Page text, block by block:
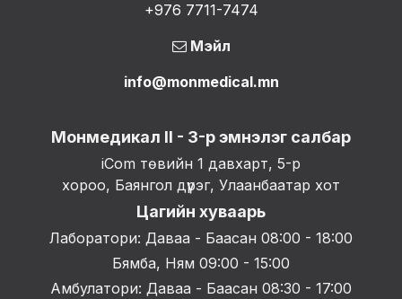
+976 7711-7474
Мэйл
info@monmedical.mn
Монмедикал II - 3-р эмнэлэг салбар
iCom төвийн 1 давхарт, 5-р
хороо, Баянгол дүүрэг, Улаанбаатар хот
Цагийн хуваарь
Лаборатори: Даваа - Баасан 08:00 - 18:00
Бямба, Ням 09:00 - 15:00
Амбулатори: Даваа - Баасан 08:30 - 17:00